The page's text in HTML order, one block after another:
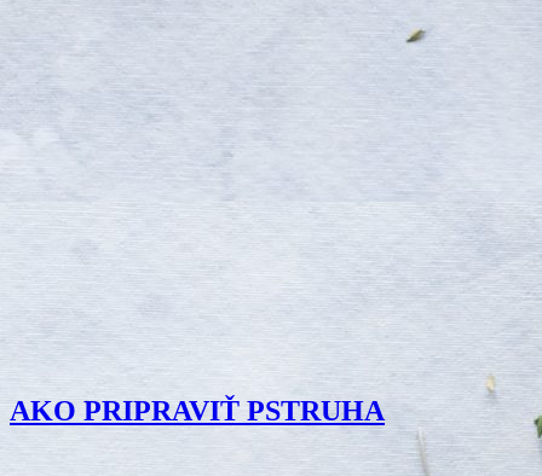
AKO PRIPRAVIŤ PSTRUHA